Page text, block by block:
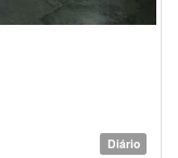
Diário